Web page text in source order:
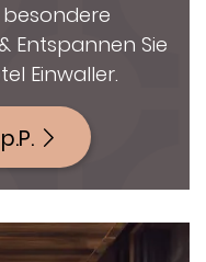
besondere
Entspannen Sie
Einwaller.
p.P.